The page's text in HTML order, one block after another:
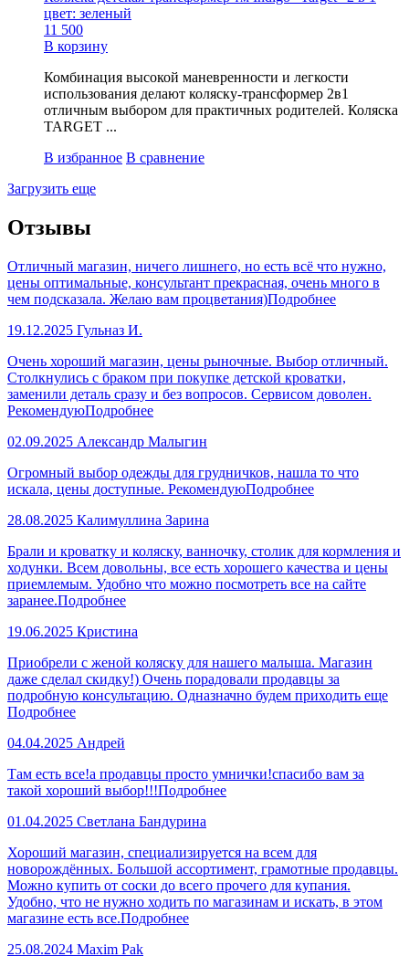
цвет: зеленый
11 500
В корзину
Комбинация высокой маневренности и легкости
использования делают коляску-трансформер 2в1
отличным выбором для практичных родителей. Коляска
TARGET ...
В избранное В сравнение
Загрузить еще
Отзывы
Отличный магазин, ничего лишнего, но есть всё что нужно,
цены оптимальные, консультант прекрасная, очень много в
чем подсказала. Желаю вам процветания)Подробнее
19.12.2025 Гульназ И.
Очень хороший магазин, цены рыночные. Выбор отличный.
Столкнулись с браком при покупке детской кроватки,
заменили деталь сразу и без вопросов. Сервисом доволен.
РекомендуюПодробнее
02.09.2025 Александр Малыгин
Огромный выбор одежды для грудничков, нашла то что
искала, цены доступные. РекомендуюПодробнее
28.08.2025 Калимуллина Зарина
Брали и кроватку и коляску, ванночку, столик для кормления и
ходунки. Всем довольны, все есть хорошего качества и цены
приемлемым. Удобно что можно посмотреть все на сайте
заранее.Подробнее
19.06.2025 Кристина
Приобрели с женой коляску для нашего малыша. Магазин
даже сделал скидку!) Очень порадовали продавцы за
подробную консультацию. Одназначно будем приходить еще
Подробнее
04.04.2025 Андрей
Там есть все!а продавцы просто умнички!спасибо вам за
такой хороший выбор!!!Подробнее
01.04.2025 Светлана Бандурина
Хороший магазин, специализируется на всем для
новорождённых. Большой ассортимент, грамотные продавцы.
Можно купить от соски до всего прочего для купания.
Удобно, что не нужно ходить по магазинам и искать, в этом
магазине есть все.Подробнее
25.08.2024 Maxim Pak